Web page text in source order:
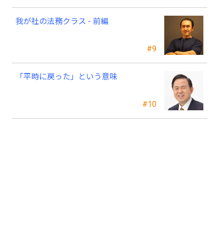
#9
我が社の法務クラス - 前編
#10
「平時に戻った」という意味